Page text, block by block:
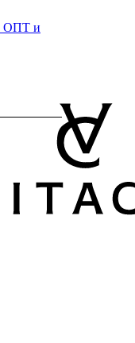
ОПТ и